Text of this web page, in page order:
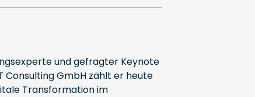
und gefragter Keynote
Consulting GmbH zählt er heute
Transformation im